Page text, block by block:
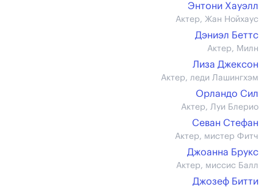
Энтони Хауэлл
Актер, Жан Нойхаус
Дэниэл Беттс
Актер, Милн
Лиза Джексон
Актер, леди Лашингхэм
Орландо Сил
Актер, Луи Блерио
Севан Стефан
Актер, мистер Фитч
Джоанна Брукс
Актер, миссис Балл
Джозеф Битти